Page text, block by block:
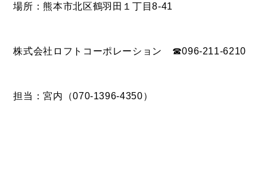
場所：熊本市北区鶴羽田１丁目8-41
株式会社ロフトコーポレーション ☎096-211-6210
担当：宮内（070-1396-4350）